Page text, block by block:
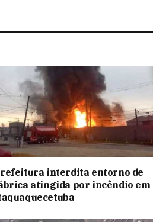
interdita entorno de
atingida por incêndio em